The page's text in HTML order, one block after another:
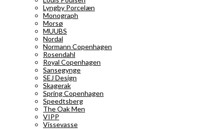
Lyngby Porcelæn
Monograph
Morsø
MUUBS
Nordal
Normann Copenhagen
Rosendahl
Royal Copenhagen
Sansegynge
SEJ Design
Skagerak
Spring Copenhagen
Speedtsberg
The Oak Men
VIPP
Vissevasse